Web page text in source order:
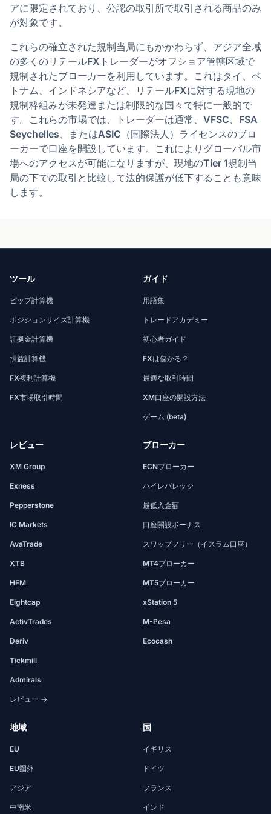
アに限定されており、公認の取引所で取引される商品のみ
が対象です。
これらの確立された規制当局にもかかわらず、アジア全域
の多くのリテールFXトレーダーがオフショア管轄区域で
規制されたブローカーを利用しています。これはタイ、ベ
トナム、インドネシアなど、リテールFXに対する現地の
規制枠組みが未発達または制限的な国々で特に一般的で
す。これらの市場では、トレーダーは通常、VFSC、FSA
Seychelles、またはASIC（国際法人）ライセンスのブロ
ーカーで口座を開設しています。これによりグローバル市
場へのアクセスが可能になりますが、現地のTier 1規制当
局の下での取引と比較して法的保護が低下することも意味
します。
ツール
ピップ計算機
ポジションサイズ計算機
証拠金計算機
損益計算機
FX複利計算機
FX市場取引時間
ガイド
用語集
トレードアカデミー
初心者ガイド
FXは儲かる？
最適な取引時間
XM口座の開設方法
ゲーム (beta)
レビュー
XM Group
Exness
Pepperstone
IC Markets
AvaTrade
XTB
HFM
Eightcap
ActivTrades
Deriv
Tickmill
Admirals
レビュー →
ブローカー
ECNブローカー
ハイレバレッジ
最低入金額
口座開設ボーナス
スワップフリー（イスラム口座）
MT4ブローカー
MT5ブローカー
xStation 5
M-Pesa
Ecocash
地域
EU
EU圏外
アジア
中南米
国
イギリス
ドイツ
フランス
インド